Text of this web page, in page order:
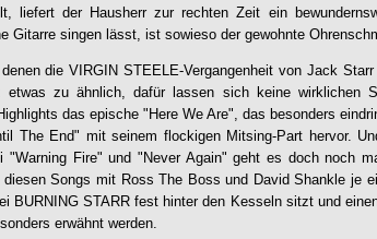
liefert der Hausherr zur rechten Zeit ein
Gitarre singen lässt, ist sowieso der gewohnte
die VIRGIN STEELE-Vergangenheit von Jack
zu ähnlich, dafür lassen sich keine wirklichen
das epische "Here We Are", das besonders
The End" mit seinem flockigen Mitsing-Part hervor.
"Warning Fire" und "Never Again" geht es doch noch
Songs mit Ross The Boss und David Shankle je
BURNING STARR fest hinter den Kesseln sitzt und
erwähnt werden.